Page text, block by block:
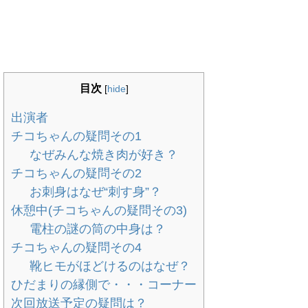
目次 [hide]
出演者
チコちゃんの疑問その1
なぜみんな焼き肉が好き？
チコちゃんの疑問その2
お刺身はなぜ“刺す身”？
休憩中(チコちゃんの疑問その3)
電柱の謎の筒の中身は？
チコちゃんの疑問その4
靴ヒモがほどけるのはなぜ？
ひだまりの縁側で・・・コーナー
次回放送予定の疑問は？